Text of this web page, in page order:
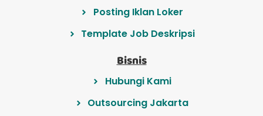
Posting Iklan Loker
Template Job Deskripsi
Bisnis
Hubungi Kami
Outsourcing Jakarta